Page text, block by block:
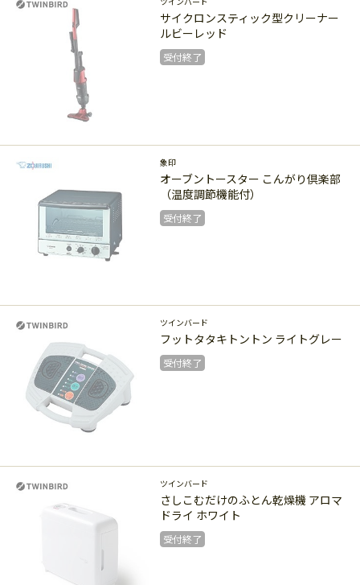
サイクロンスティック型クリーナー
ルビーレッド
受付終了
受付終了
象印
オーブントースター こんがり倶楽部
（温度調節機能付）
受付終了
受付終了
ツインバード
フットタタキトントン ライトグレー
受付終了
受付終了
ツインバード
さしこむだけのふとん乾燥機 アロマ
ドライ ホワイト
受付終了